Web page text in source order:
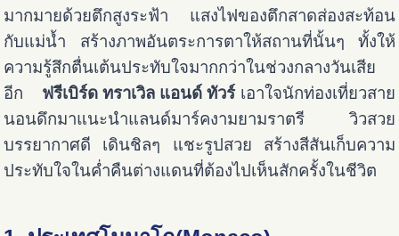
มากมายด้วยตึกสูงระฟ้า แสงไฟของตึกสาดส่องสะท้อน
กับแม่น้ำ สร้างภาพอันตระการตาให้สถานที่นั้นๆ ทั้งให้
ความรู้สึกตื่นเต้นประทับใจมากกว่าในช่วงกลางวันเสีย
อีก ฟรีเบิร์ด ทราเวิล แอนด์ ทัวร์เอาใจนักท่องเที่ยวสาย
นอนดึกมาแนะนำแลนด์มาร์คงามยามราตรี วิวสวย
บรรยากาศดี เดินชิลๆ แชะรูปสวย สร้างสีสันเก็บความ
ประทับใจในค่ำคืนต่างแดนที่ต้องไปเห็นสักครั้งในชีวิต